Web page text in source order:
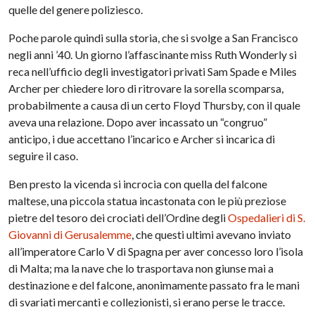
quelle del genere poliziesco.
Poche parole quindi sulla storia, che si svolge a San Francisco
negli anni ’40. Un giorno l’affascinante miss Ruth Wonderly si
reca nell’ufficio degli investigatori privati Sam Spade e Miles
Archer per chiedere loro di ritrovare la sorella scomparsa,
probabilmente a causa di un certo Floyd Thursby, con il quale
aveva una relazione. Dopo aver incassato un “congruo”
anticipo, i due accettano l’incarico e Archer si incarica di
seguire il caso.
Ben presto la vicenda si incrocia con quella del falcone
maltese, una piccola statua incastonata con le più preziose
pietre del tesoro dei crociati dell’Ordine degliOspedalieri di S.
Giovanni di Gerusalemme, che questi ultimi avevano inviato
all’imperatore Carlo V di Spagna per aver concesso loro l’isola
di Malta; ma la nave che lo trasportava non giunse mai a
destinazione e del falcone, anonimamente passato fra le mani
di svariati mercanti e collezionisti, si erano perse le tracce.